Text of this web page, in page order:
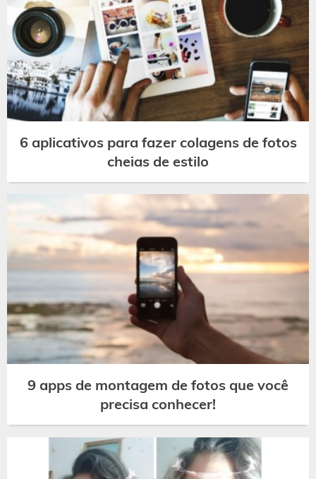
6 aplicativos para fazer colagens de fotos
cheias de estilo
9 apps de montagem de fotos que você
precisa conhecer!